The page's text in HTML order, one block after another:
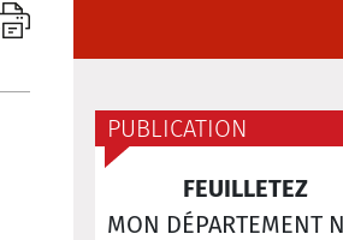
PUBLICATION
FEUILLETEZ
MON DÉPARTEMENT